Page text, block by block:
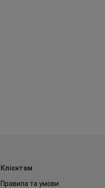
Клієнтам
Правила та умови